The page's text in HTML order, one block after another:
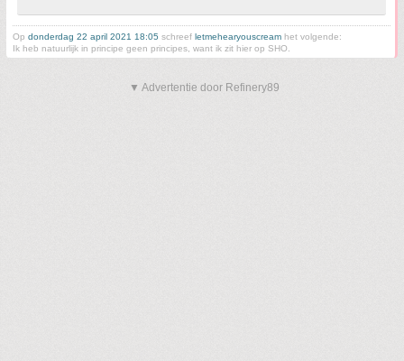
Op donderdag 22 april 2021 18:05 schreef letmehearyouscream het volgende:
Ik heb natuurlijk in principe geen principes, want ik zit hier op SHO.
▼ Advertentie door Refinery89